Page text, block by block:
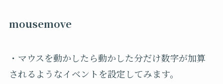
mousemove
・マウスを動かしたら動かした分だけ数字が加算
されるようなイベントを設定してみます。